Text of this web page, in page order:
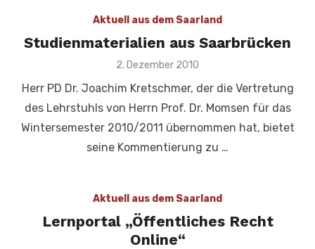
Aktuell aus dem Saarland
Studienmaterialien aus Saarbrücken
Veröffentlicht
2. Dezember 2010
Herr PD Dr. Joachim Kretschmer, der die Vertretung
des Lehrstuhls von Herrn Prof. Dr. Momsen für das
Wintersemester 2010/2011 übernommen hat, bietet
seine Kommentierung zu …
Aktuell aus dem Saarland
Lernportal „Öffentliches Recht
Online“